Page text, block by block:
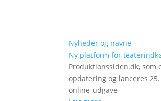
Nyheder og navne
Ny platform for
Produktionssiden.dk,
opdatering og lanceres
online-udgave